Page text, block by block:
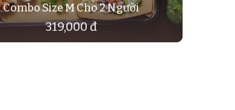
Combo Size M Cho 2 Người
319,000 đ